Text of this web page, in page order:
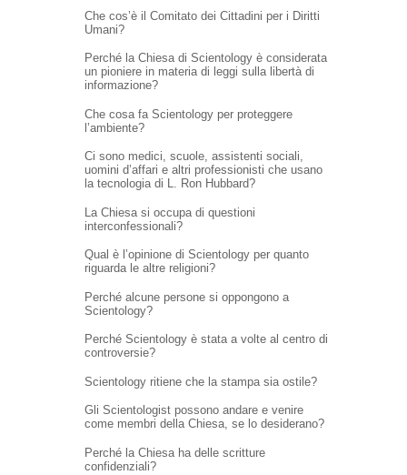
Che cos’è il Comitato dei Cittadini per i Diritti
Umani?
Perché la Chiesa di Scientology è considerata
un pioniere in materia di leggi sulla libertà di
informazione?
Che cosa fa Scientology per proteggere
l’ambiente?
Ci sono medici, scuole, assistenti sociali,
uomini d’affari e altri professionisti che usano
la tecnologia di L. Ron Hubbard?
La Chiesa si occupa di questioni
interconfessionali?
Qual è l’opinione di Scientology per quanto
riguarda le altre religioni?
Perché alcune persone si oppongono a
Scientology?
Perché Scientology è stata a volte al centro di
controversie?
Scientology ritiene che la stampa sia ostile?
Gli Scientologist possono andare e venire
come membri della Chiesa, se lo desiderano?
Perché la Chiesa ha delle scritture
confidenziali?